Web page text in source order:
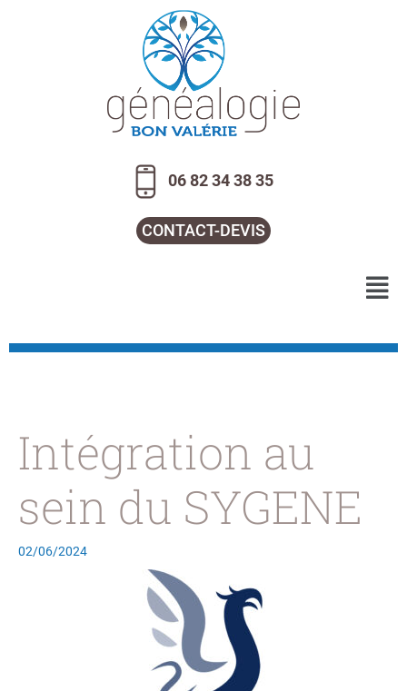
06 82 34 38 35
CONTACT-DEVIS
Menu
Intégration au
sein du SYGENE
02/06/2024